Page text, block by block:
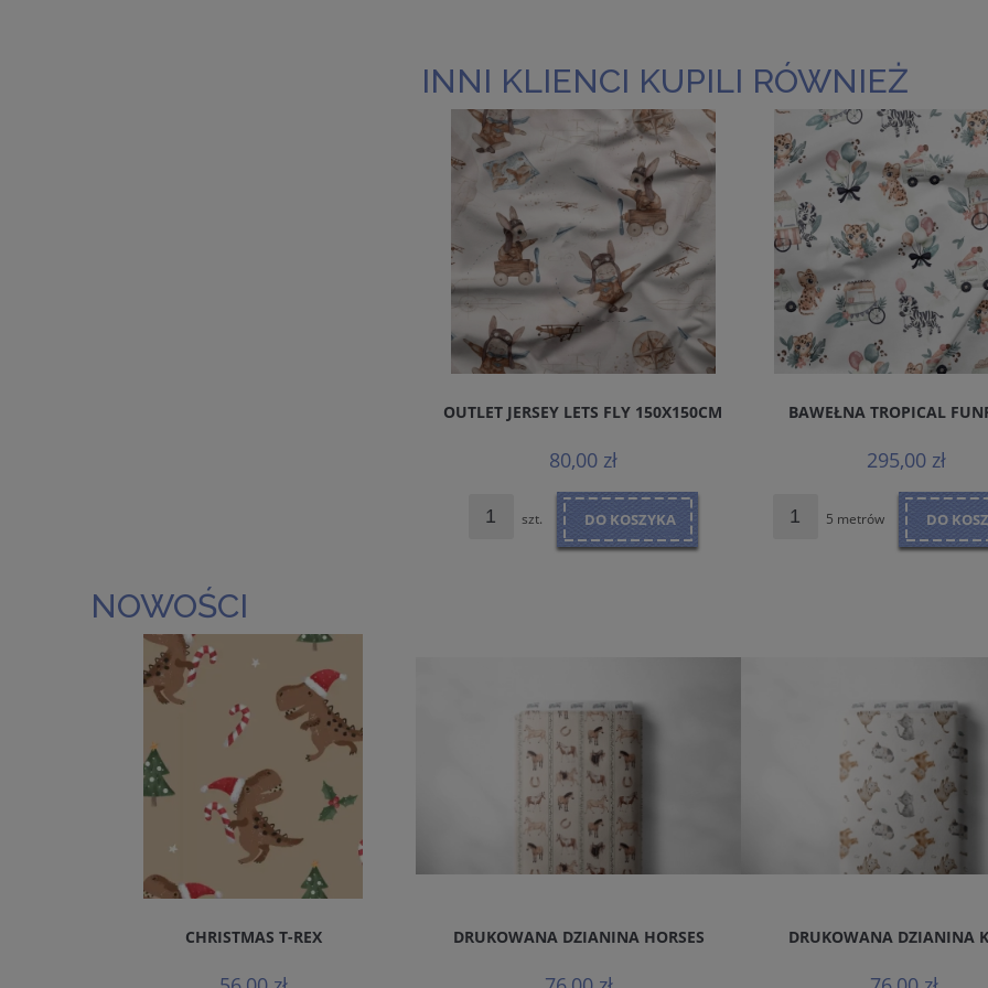
INNI KLIENCI KUPILI RÓWNIEŻ
OUTLET JERSEY LETS FLY 150X150CM
80,00 zł
szt. DO KOSZYKA
BAWEŁNA TROPICAL
295,00 zł
5 metrów DO
NOWOŚCI
CHRISTMAS T-REX DRUKOWANA DZIANINA HORSES DRUKOWANA DZIANINA